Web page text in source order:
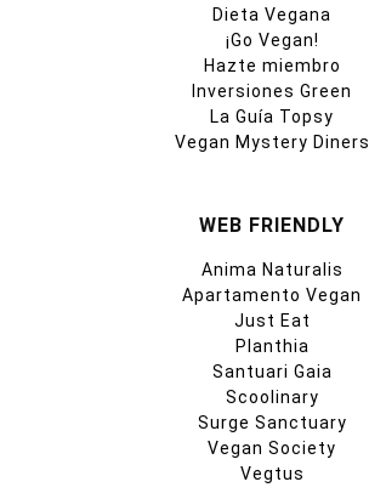
Dieta Vegana
¡Go Vegan!
Hazte miembro
Inversiones Green
La Guía Topsy
Vegan Mystery Diners
WEB FRIENDLY
Anima Naturalis
Apartamento Vegan
Just Eat
Planthia
Santuari Gaia
Scoolinary
Surge Sanctuary
Vegan Society
Vegtus